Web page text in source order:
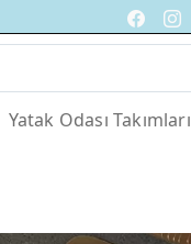
Yatak Odası Takımları